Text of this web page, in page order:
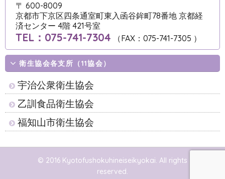
〒 600-8009
京都市下京区四条通室町東入函谷鉾町78番地 京都経
済センター 4階 421号室
TEL：075-741-7304 （FAX：075-741-7305 ）
衛生協会各支所（11協会）
宇治公衆衛生協会
乙訓食品衛生協会
福知山市衛生協会
© 2016 Kyotofushokuhineiseikyokai. All rights
reserved.